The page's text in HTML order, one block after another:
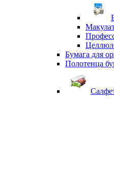
Бумага для
Полотенца